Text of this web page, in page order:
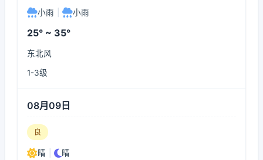
小雨 小雨
25° ~ 35°
东北风
1-3级
08月09日
良
晴 晴